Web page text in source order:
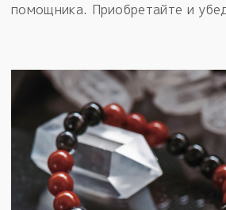
помощника. Приобретайте и